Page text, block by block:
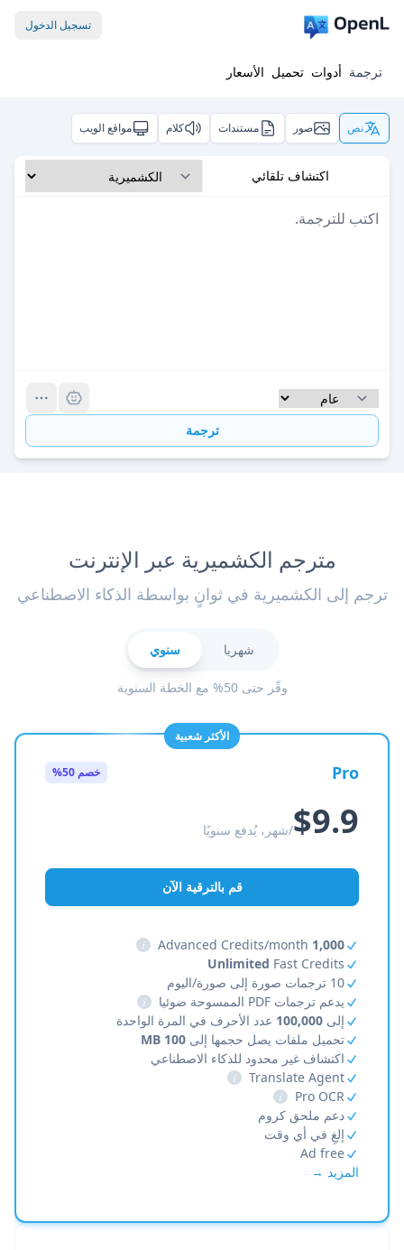
تسجيل الدخول
ترجمة أدوات تحميل الأسعار
نص صور مستندات كلام مواقع الويب
اكتشاف تلقائي
ترجمة
مترجم الكشميرية عبر الإنترنت
ترجم إلى الكشميرية في ثوانٍ بواسطة الذكاء الاصطناعي
شهريا سنوي
وفّر حتى 50% مع الخطة السنوية
الأكثر شعبية
Pro خصم 50%
$9.9/شهر، يُدفع سنويًا
قم بالترقية الآن
1,000
i
Unlimited Fast Credits
10 ترجمات صورة إلى صورة/اليوم
يدعم ترجمات PDF الممسوحة ضوئيا
i
إلى 100,000 عدد الأحرف في المرة الواحدة
تحميل ملفات يصل حجمها إلى 100 MB
اكتشاف غير محدود للذكاء الاصطناعي
Translate Agent
i
Pro OCR
i
دعم ملحق كروم
إلغِ في أي وقت
Ad free
المزيد →